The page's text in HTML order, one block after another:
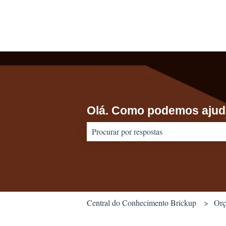
Olá. Como podemos
Central do Conhecimento Brickup